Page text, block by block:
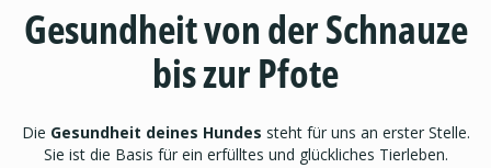
Gesundheit von der Schnauze
bis zur Pfote
Die Gesundheit deines Hundes steht für uns an erster Stelle.
Sie ist die Basis für ein erfülltes und glückliches Tierleben.